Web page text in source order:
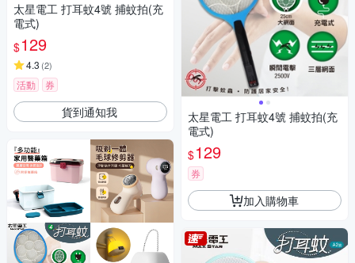
太星電工 打耳蚊4號 捕蚊拍(充
電式)
$129
4.3 (2)
活動 券
貨到通知我
太星電工 打耳蚊4號 捕蚊拍(充
電式)
$129
券
加入購物車